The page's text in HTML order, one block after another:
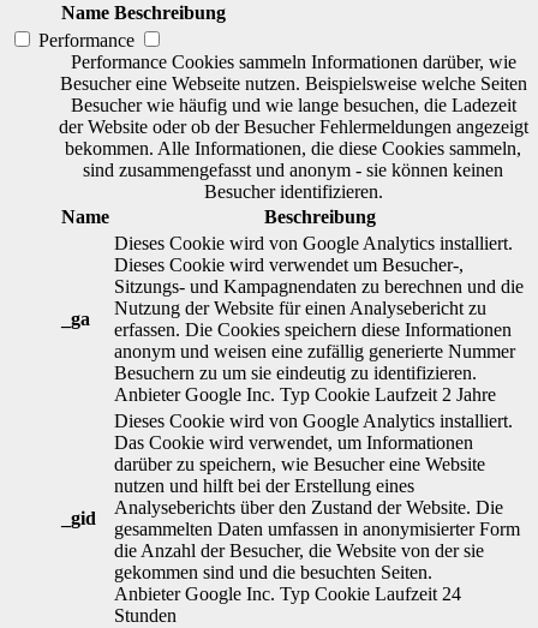
Name Beschreibung
Performance
Performance Cookies sammeln Informationen darüber, wie
Besucher eine Webseite nutzen. Beispielsweise welche Seiten
Besucher wie häufig und wie lange besuchen, die Ladezeit
der Website oder ob der Besucher Fehlermeldungen angezeigt
bekommen. Alle Informationen, die diese Cookies sammeln,
sind zusammengefasst und anonym - sie können keinen
Besucher identifizieren.
Name
Beschreibung
_ga
Dieses Cookie wird von Google Analytics installiert.
Dieses Cookie wird verwendet um Besucher-,
Sitzungs- und Kampagnendaten zu berechnen und die
Nutzung der Website für einen Analysebericht zu
erfassen. Die Cookies speichern diese Informationen
anonym und weisen eine zufällig generierte Nummer
Besuchern zu um sie eindeutig zu identifizieren.
Anbieter Google Inc. Typ Cookie Laufzeit 2 Jahre
_gid
Dieses Cookie wird von Google Analytics installiert.
Das Cookie wird verwendet, um Informationen
darüber zu speichern, wie Besucher eine Website
nutzen und hilft bei der Erstellung eines
Analyseberichts über den Zustand der Website. Die
gesammelten Daten umfassen in anonymisierter Form
die Anzahl der Besucher, die Website von der sie
gekommen sind und die besuchten Seiten.
Anbieter Google Inc. Typ Cookie Laufzeit 24
Stunden